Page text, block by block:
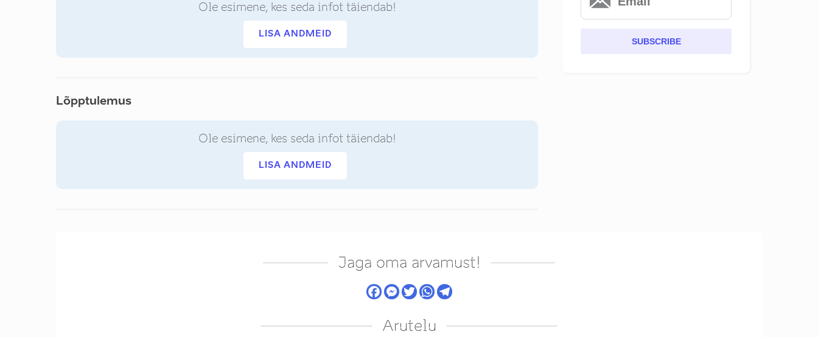
Ole esimene, kes seda infot täiendab!
LISA ANDMEID
Lõpptulemus
Ole esimene, kes seda infot täiendab!
LISA ANDMEID
SUBSCRIBE
Jaga oma arvamust!
Arutelu